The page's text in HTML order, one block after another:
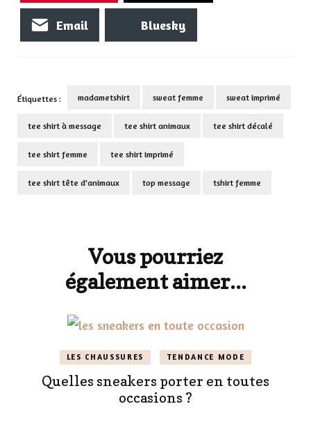
Email Bluesky
Étiquettes : madametshirt sweat femme sweat imprimé
tee shirt à message tee shirt animaux tee shirt décalé
tee shirt femme tee shirt imprimé
tee shirt tête d'animaux top message tshirt femme
Vous pourriez
également aimer...
LES CHAUSSURES TENDANCE MODE
Quelles sneakers porter en toutes
occasions ?